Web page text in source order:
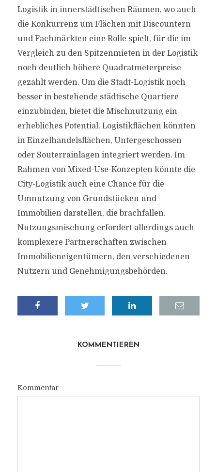
Logistik in innerstädtischen Räumen, wo auch
die Konkurrenz um Flächen mit Discountern
und Fachmärkten eine Rolle spielt, für die im
Vergleich zu den Spitzenmieten in der Logistik
noch deutlich höhere Quadratmeterpreise
gezahlt werden. Um die Stadt-Logistik noch
besser in bestehende städtische Quartiere
einzubinden, bietet die Mischnutzung ein
erhebliches Potential. Logistikflächen könnten
in Einzelhandelsflächen, Untergeschossen
oder Souterrainlagen integriert werden. Im
Rahmen von Mixed-Use-Konzepten könnte die
City-Logistik auch eine Chance für die
Umnutzung von Grundstücken und
Immobilien darstellen, die brachfallen.
Nutzungsmischung erfordert allerdings auch
komplexere Partnerschaften zwischen
Immobilieneigentümern, den verschiedenen
Nutzern und Genehmigungsbehörden.
KOMMENTIEREN
Kommentar